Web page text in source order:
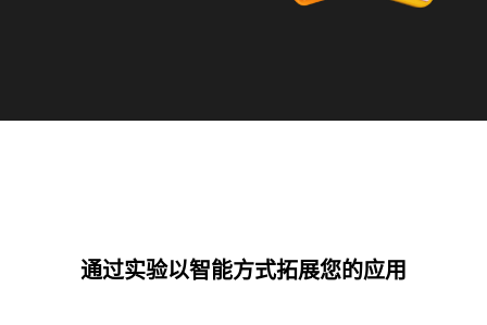
通过实验以智能方式拓展您的应用